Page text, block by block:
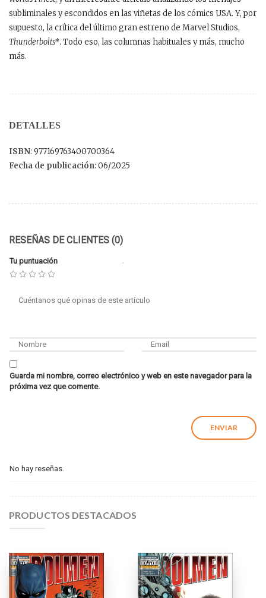
subliminales y escondidos en las viñetas de los cómics USA. Y, por
supuesto, la crítica del último gran estreno de Marvel Studios,
Thunderbolts*. Todo eso, las columnas habituales y más, mucho
más.
DETALLES
ISBN: 977169763400700364
Fecha de publicación: 06/2025
RESEÑAS DE CLIENTES (0)
Tu puntuación
Guarda mi nombre, correo electrónico y web en este navegador para la
próxima vez que comente.
No hay reseñas.
PRODUCTOS DESTACADOS